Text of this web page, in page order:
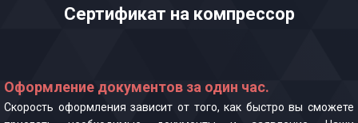
Сертификат на компрессор
Оформление документов за один час.
Скорость оформления зависит от того, как быстро вы сможете